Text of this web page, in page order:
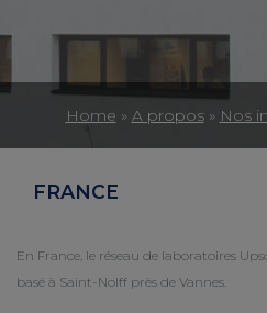
Home » A propos» Nos
FRANCE
En France, le réseau de laboratoires
basé à Saint-Nolff près de Vannes.